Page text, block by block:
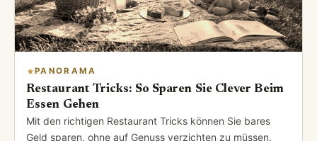
PANORAMA
Restaurant Tricks: So Sparen Sie Clever Beim
Essen Gehen
Mit den richtigen Restaurant Tricks können Sie bares
Geld sparen, ohne auf Genuss verzichten zu müssen.